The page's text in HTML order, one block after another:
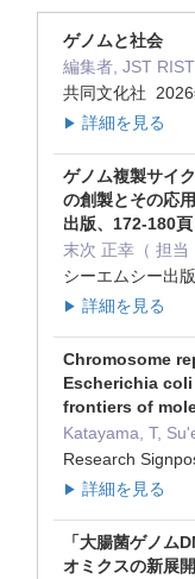
ゲノムと社会
編集者, JST
共同文化社
▶ 詳細を見る
ゲノム複製サイ
の創製とその応
出版、172-180頁
末次 正幸（ 担当
シーエムシー出
▶ 詳細を見る
Chromosome
Escherichia
frontiers of
Katayama, T,
Research
▶ 詳細を見る
「大腸菌ゲノム
オミクスの新展